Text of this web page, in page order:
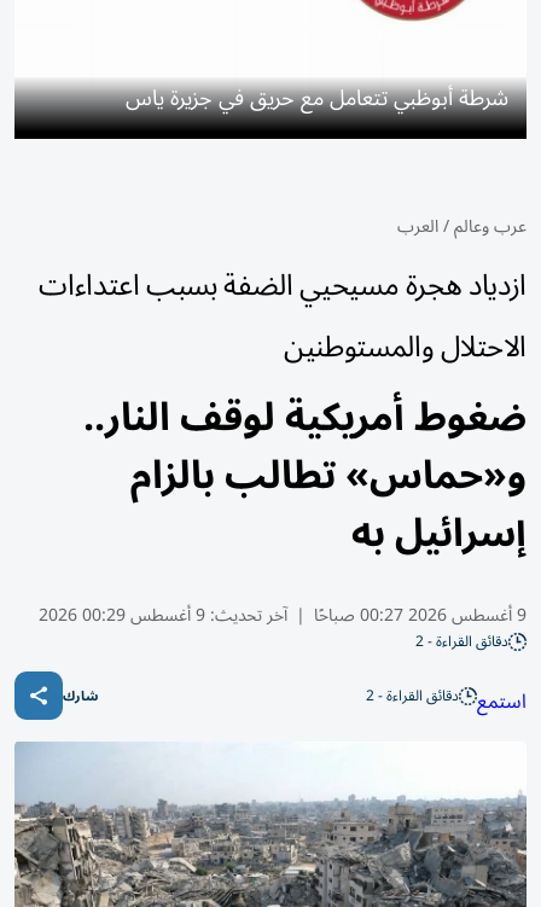
شرطة أبوظبي تتعامل مع حريق في جزيرة ياس
عرب وعالم/العرب
ازدياد هجرة مسيحيي الضفة بسبب اعتداءات
الاحتلال والمستوطنين
ضغوط أمريكية لوقف النار..
و«حماس» تطالب بالزام
إسرائيل به
9 أغسطس 2026 00:27 صباحًا | آخر تحديث:9 أغسطس 00:29 2026
دقائق القراءة - 2
استمع دقائق القراءة - 2 شارك